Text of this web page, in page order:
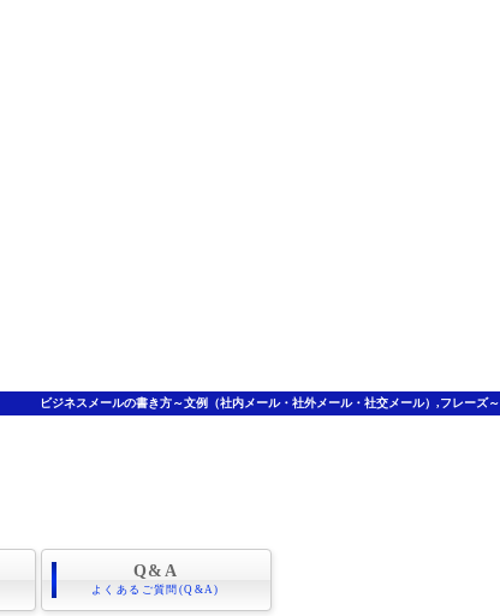
ビジネスメールの書き方～文例（社内メール・社外メール・社交メール）,フレーズ～
Q&A
よくあるご質問(Q&A)